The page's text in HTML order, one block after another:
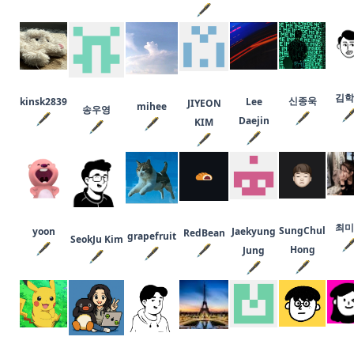
🖋
kinsk2839
🖋
송우영
🖋
mihee
🖋
JIYEON
KIM
🖋
Lee
Daejin
🖋
신종욱
🖋
김
yoon
🖋
SeokJu Kim
🖋
grapefruit
🖋
RedBean
🖋
Jaekyung
Jung
🖋
SungChul
Hong
🖋
최